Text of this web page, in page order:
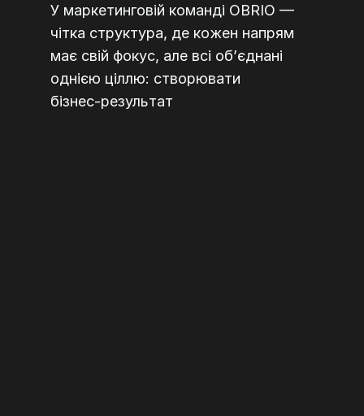
У маркетинговій команді OBRIO —
чітка структура, де кожен напрям
має свій фокус, але всі обʼєднані
однією ціллю: створювати
бізнес-результат